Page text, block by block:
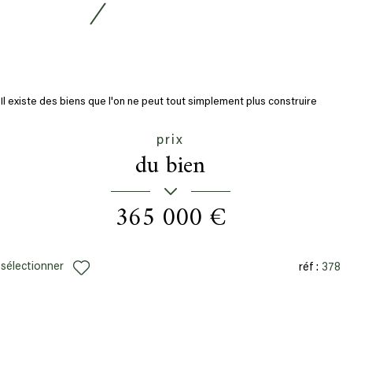
Il existe des biens que l'on ne peut tout simplement plus construire
prix
du bien
365 000 €
sélectionner réf : 378